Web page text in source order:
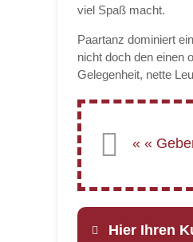
viel Spaß macht.
Paartanz dominiert
nicht doch den einen
Gelegenheit, nette
Hier Ihren